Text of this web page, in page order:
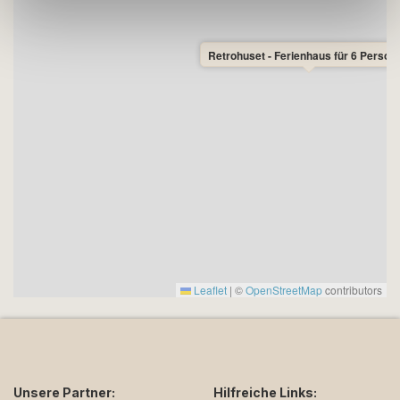
Retrohuset - Ferienhaus für 6
Leaflet | ©OpenStreetMapcontributors
Unsere Partner: Hilfreiche Links: